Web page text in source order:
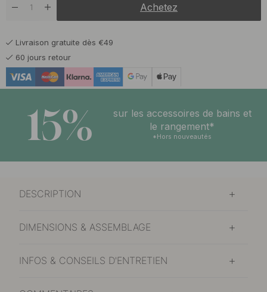
En stock
Noir brossé
Achetez
Livraison gratuite dès €49
60 jours retour
15%
sur les accessoires de bains et
le rangement*
*Hors nouveautés
DESCRIPTION
DIMENSIONS & ASSEMBLAGE
INFOS & CONSEILS D'ENTRETIEN